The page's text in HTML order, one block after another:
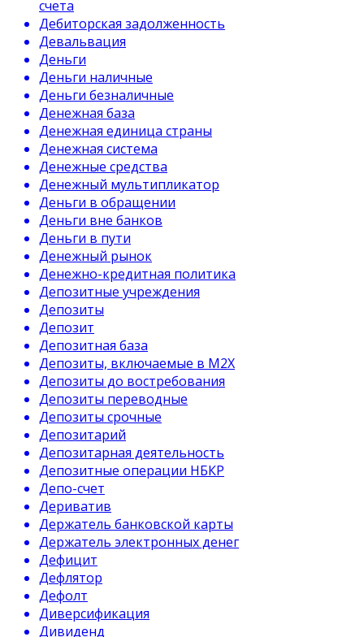
счета
Дебиторская задолженность
Девальвация
Деньги
Деньги наличные
Деньги безналичные
Денежная база
Денежная единица страны
Денежная система
Денежные средства
Денежный мультипликатор
Деньги в обращении
Деньги вне банков
Деньги в пути
Денежный рынок
Денежно-кредитная политика
Депозитные учреждения
Депозиты
Депозит
Депозитная база
Депозиты, включаемые в М2Х
Депозиты до востребования
Депозиты переводные
Депозиты срочные
Депозитарий
Депозитарная деятельность
Депозитные операции НБКР
Депо-счет
Дериватив
Держатель банковской карты
Держатель электронных денег
Дефицит
Дефлятор
Дефолт
Диверсификация
Дивиденд